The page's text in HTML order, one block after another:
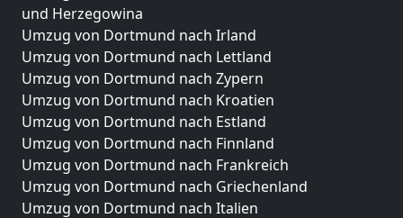
und Herzegowina
Umzug von Dortmund nach Irland
Umzug von Dortmund nach Lettland
Umzug von Dortmund nach Zypern
Umzug von Dortmund nach Kroatien
Umzug von Dortmund nach Estland
Umzug von Dortmund nach Finnland
Umzug von Dortmund nach Frankreich
Umzug von Dortmund nach Griechenland
Umzug von Dortmund nach Italien